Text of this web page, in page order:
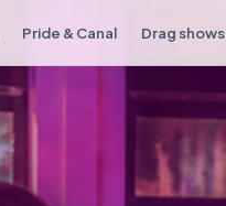
Pride & Canal Drag shows